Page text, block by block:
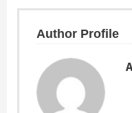
Author Profile